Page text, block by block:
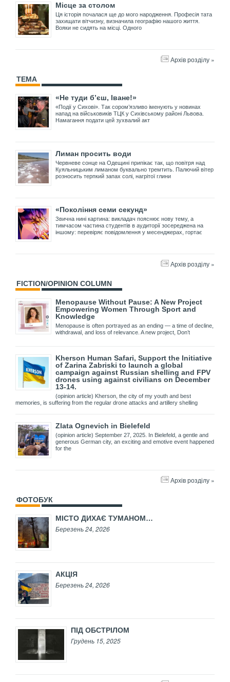
Місце за столом
Ця історія почалася ще до мого народження. Професія тата
захищати вітчизну, визначила географію нашого життя.
Вояки не сидять на місці. Одного
Архів розділу »
ТЕМА
«Не туди б’єш, Іване!»
«Події у Сихові». Так сором’язливо іменують у новинах
напад на військовиків ТЦК у Сихівському районі Львова.
Намагання подати цей зухвалий акт
Лиман просить води
Червневе сонце на Одещині припікає так, що повітря над
Куяльницьким лиманом буквально тремтить. Палючий вітер
розносить терпкий запах солі, нагрітої глини
«Покоління семи секунд»
Звична нині картина: викладач пояснює нову тему, а
тимчасом частина студентів в аудиторії зосереджена на
іншому: перевіряє повідомлення у месенджерах, гортає
Архів розділу »
FICTION/OPINION COLUMN
Menopause Without Pause: A New Project
Empowering Women Through Sport and
Knowledge
Menopause is often portrayed as an ending — a time of decline,
withdrawal, and loss of relevance. A new project, Don’t
Kherson Human Safari, Support the Initiative
of Zarina Zabriski to launch a global
campaign against Russian shelling and FPV
drones using against civilians on December
13-14.
(opinion article) Kherson, the city of my youth and best
memories, is suffering from the regular drone attacks and artillery shelling
Zlata Ognevich in Bielefeld
(opinion article) September 27, 2025. In Bielefeld, a gentle and
generous German city, an exciting and emotive event happened
for the
Архів розділу »
ФОТОБУК
МІСТО ДИХАЄ ТУМАНОМ…
Березень 24, 2026
АКЦІЯ
Березень 24, 2026
ПІД ОБСТРІЛОМ
Грудень 15, 2025